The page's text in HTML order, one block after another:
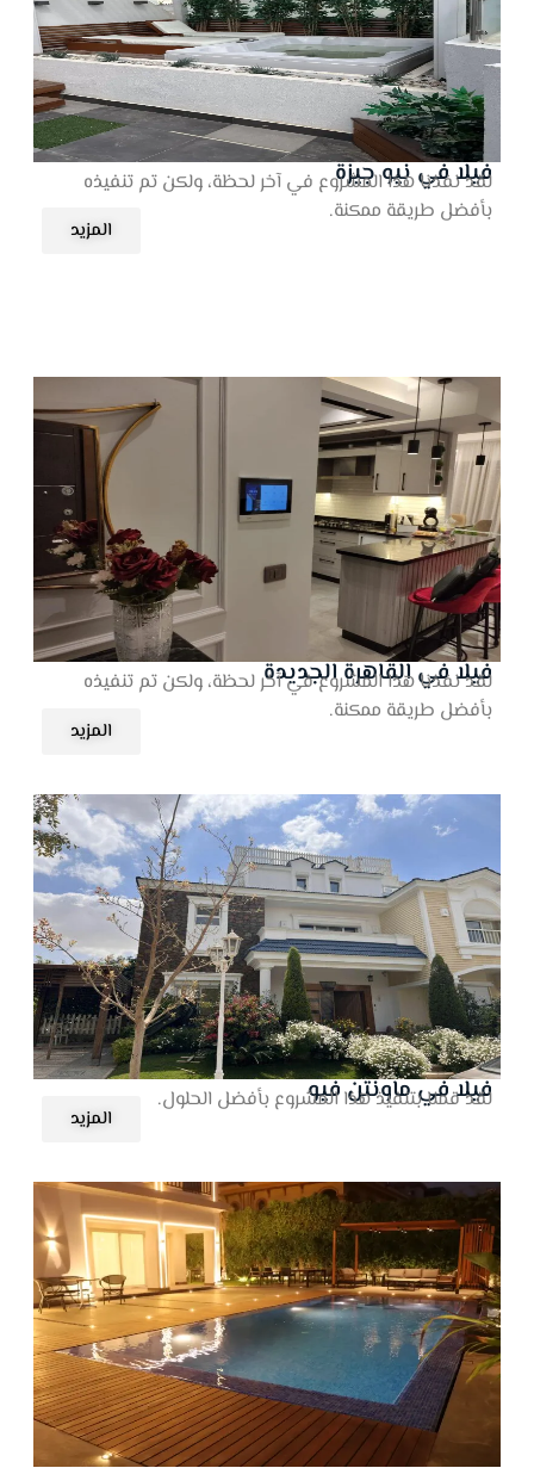
فيلا في نيو جيزة
لقد نفذنا هذا المشروع في آخر لحظة، ولكن تم تنفيذه
بأفضل طريقة ممكنة.
المزيد
فيلا في القاهرة الجديدة
لقد نفذنا هذا المشروع في آخر لحظة، ولكن تم تنفيذه
بأفضل طريقة ممكنة.
المزيد
فيلا في ماونتن فيو
لقد قمنا بتنفيذ هذا المشروع بأفضل الحلول.
المزيد